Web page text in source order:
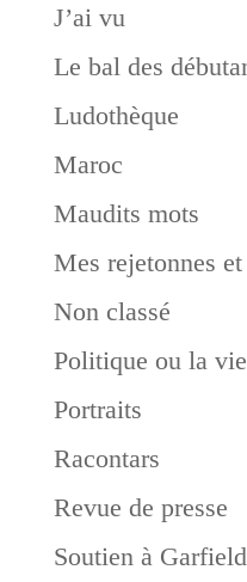
J’ai vu
Le bal des
Ludothèque
Maroc
Maudits mots
Mes rejetonnes
Non classé
Politique ou la
Portraits
Racontars
Revue de presse
Soutien à Garfield